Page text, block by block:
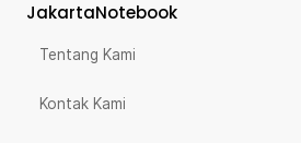
JakartaNotebook
Tentang Kami
Kontak Kami